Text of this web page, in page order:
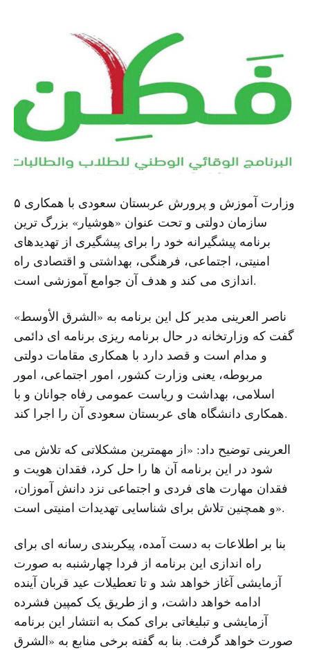
وزارت آموزش و پرورش عربستان سعودی با همکاری ۵
سازمان دولتی و تحت عنوان «هوشیار» بزرگ ترین
برنامه پیشگیرانه خود را برای پیشگیری از تهدیدهای
امنیتی، اجتماعی، فرهنگی، بهداشتی و اقتصادی راه
اندازی می کند و هدف آن جوامع آموزشی است.
ناصر العرینی مدیر کل این برنامه به «الشرق الأوسط»
گفت که وزارتخانه در حال برنامه ریزی برنامه ای دائمی
و مدام است و قصد دارد با همکاری مقامات دولتی
مربوطه، یعنی وزارت کشور، امور اجتماعی، امور
اسلامی، بهداشت و ریاست عمومی رفاه جوانان و با
همکاری دانشگاه های عربستان سعودی آن را اجرا کند.
العرینی توضیح داد: «از مهمترین مشکلاتی که تلاش می
شود در این برنامه آن ها را حل کرد، فقدان هویت و
فقدان مهارت های فردی و اجتماعی نزد دانش آموزان،
و همچنین تلاش برای شناسایی تهدیدات امنیتی است».
بنا بر اطلاعات به دست آمده، پیکربندی رسانه ای برای
راه اندازی این برنامه از فردا چهارشنبه به صورت
آزمایشی آغاز خواهد شد و تا تعطیلات عید قربان آینده
ادامه خواهد داشت، و از طریق یک کمپین فشرده
آزمایشی و تبلیغاتی برای کمک به انتشار این برنامه
صورت خواهد گرفت. بنا به گفته برخی منابع به «الشرق